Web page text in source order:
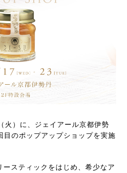
）に、ジェイアール京都伊勢
のポップアップショップを実施
スティックをはじめ、希少なア